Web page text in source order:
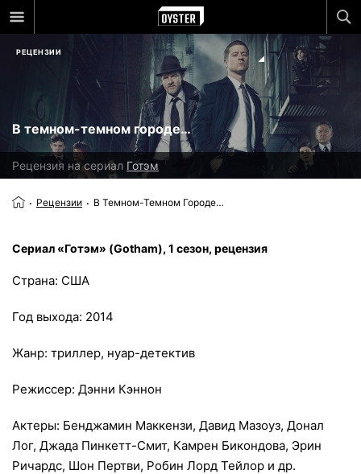
РЕЦЕНЗИИ
В темном-темном городе…
Рецензия на сериал Готэм
Рецензии В Темном-Темном Городе…
Сериал «Готэм» (Gotham), 1 сезон, рецензия
Страна: США
Год выхода: 2014
Жанр: триллер, нуар-детектив
Режиссер: Дэнни Кэннон
Актеры: Бенджамин Маккензи, Давид Мазоуз, Донал
Лог, Джада Пинкетт-Смит, Камрен Бикондова, Эрин
Ричардс, Шон Пертви, Робин Лорд Тейлор и др.